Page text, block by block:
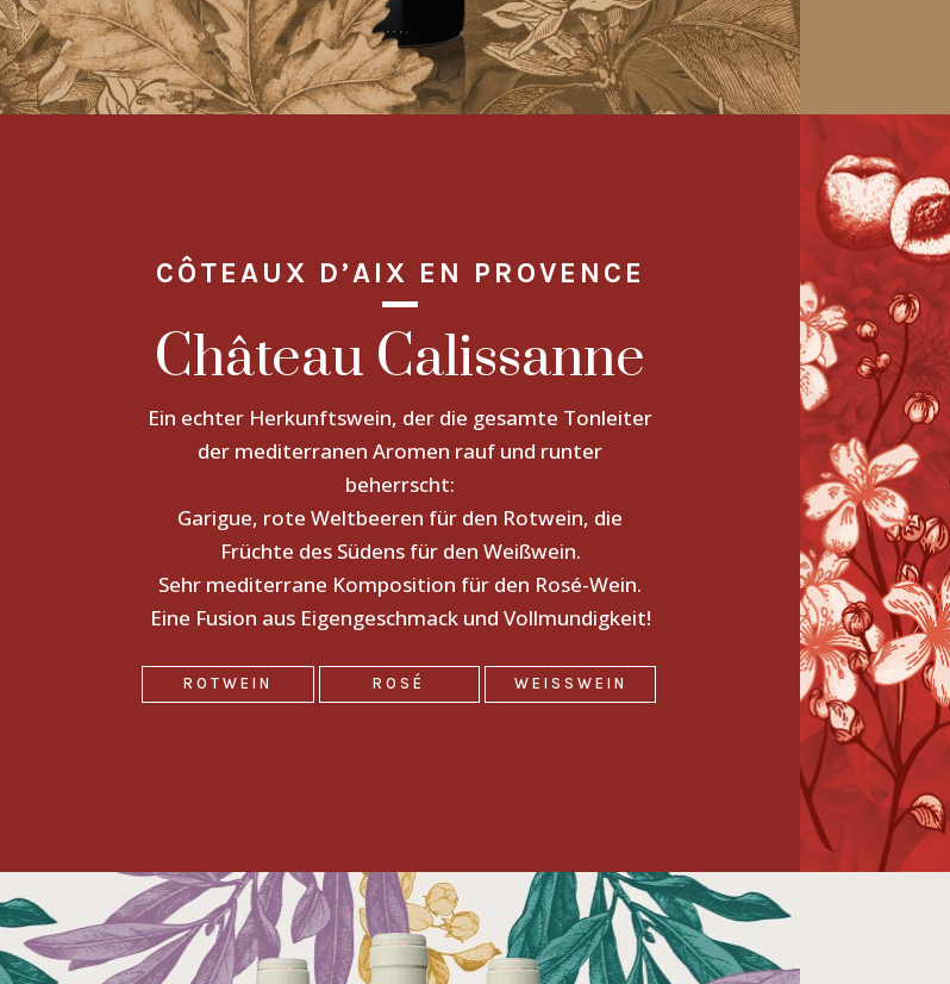
CÔTEAUX D’AIX EN PROVENCE
Château Calissanne
Ein echter Herkunftswein, der die gesamte Tonleiter
der mediterranen Aromen rauf und runter
beherrscht:
Garigue, rote Weltbeeren für den Rotwein, die
Früchte des Südens für den Weißwein.
Sehr mediterrane Komposition für den Rosé-Wein.
Eine Fusion aus Eigengeschmack und Vollmundigkeit!
ROTWEIN ROSÉ WEISSWEIN